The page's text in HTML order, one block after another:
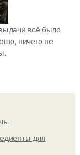
всё было
ничего не
для